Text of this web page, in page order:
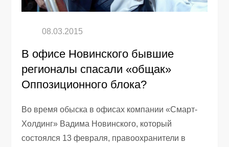
В офисе Новинского бывшие
регионалы спасали «общак»
Оппозиционного блока?
Во время обыска в офисах компании «Смарт-
Холдинг» Вадима Новинского, который
состоялся 13 февраля, правоохранители в